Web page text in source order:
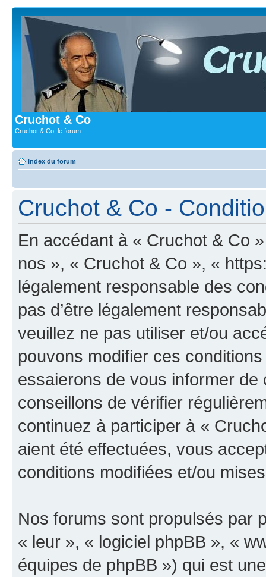
Cruchot & Co
Cruchot & Co, le forum
Index du forum
Cruchot & Co -
En accédant à « Cruchot & Co
nos », « Cruchot & Co », «
légalement responsable des
pas d’être légalement
veuillez ne pas utiliser et/ou
pouvons modifier ces
essaierons de vous informer
conseillons de vérifier
continuez à participer à «
aient été effectuées, vous
conditions modifiées et/ou
Nos forums sont propulsés par
« leur », « logiciel phpBB », «
équipes de phpBB ») qui est